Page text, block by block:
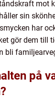
mot
sin
har
gör dem till
bli
på